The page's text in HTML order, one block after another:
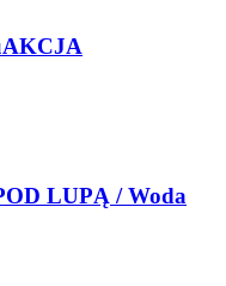
LUPĄ / Woda